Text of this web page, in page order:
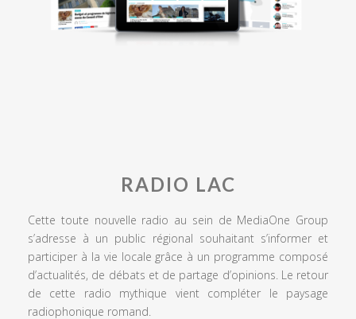
RADIO LAC
Cette toute nouvelle radio au sein de MediaOne Group
s’adresse à un public régional souhaitant s’informer et
participer à la vie locale grâce à un programme composé
d’actualités, de débats et de partage d’opinions. Le retour
de cette radio mythique vient compléter le paysage
radiophonique romand.